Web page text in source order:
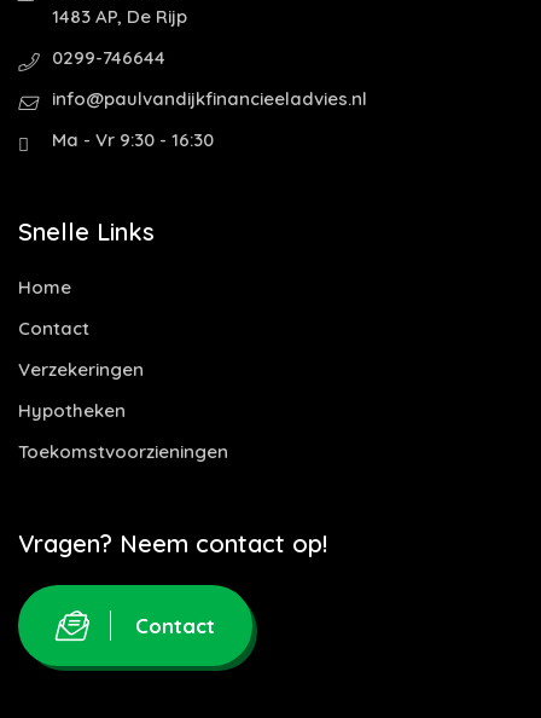
1483 AP, De Rijp
0299-746644
info@paulvandijkfinancieeladvies.nl
Ma - Vr 9:30 - 16:30
Snelle Links
Home
Contact
Verzekeringen
Hypotheken
Toekomstvoorzieningen
Vragen? Neem contact op!
Contact